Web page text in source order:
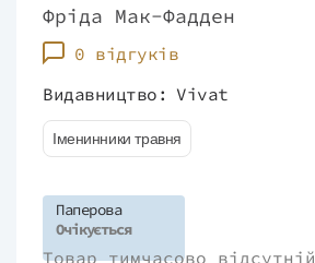
Фріда Мак-Фадден
0 відгуків
Видавництво: Vivat
Іменинники травня
Паперова
Очікується
Товар тимчасово відсутній